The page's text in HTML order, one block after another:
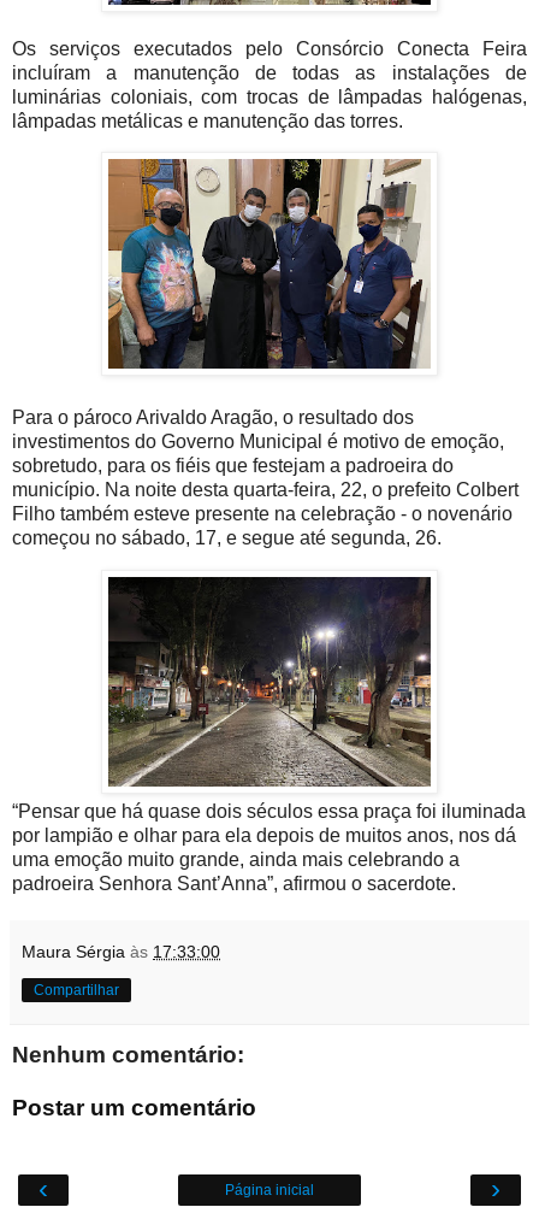
Os serviços executados pelo Consórcio Conecta Feira
incluíram a manutenção de todas as instalações de
luminárias coloniais, com trocas de lâmpadas halógenas,
lâmpadas metálicas e manutenção das torres.
Para o pároco Arivaldo Aragão, o resultado dos
investimentos do Governo Municipal é motivo de emoção,
sobretudo, para os fiéis que festejam a padroeira do
município. Na noite desta quarta-feira, 22, o prefeito Colbert
Filho também esteve presente na celebração - o novenário
começou no sábado, 17, e segue até segunda, 26.
“Pensar que há quase dois séculos essa praça foi iluminada
por lampião e olhar para ela depois de muitos anos, nos dá
uma emoção muito grande, ainda mais celebrando a
padroeira Senhora Sant’Anna”, afirmou o sacerdote.
Maura Sérgia às 17:33:00
Compartilhar
Nenhum comentário:
Postar um comentário
‹ ›
Página inicial